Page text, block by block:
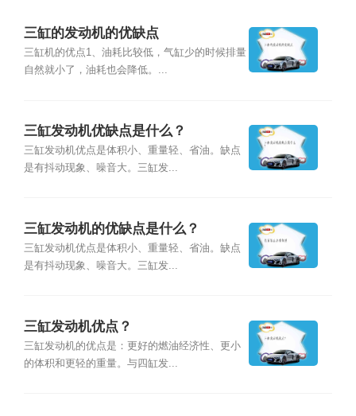
三缸的发动机的优缺点
三缸机的优点1、油耗比较低，气缸少的时候排量
自然就小了，油耗也会降低。...
三缸发动机优缺点是什么？
三缸发动机优点是体积小、重量轻、省油。缺点
是有抖动现象、噪音大。三缸发...
三缸发动机的优缺点是什么？
三缸发动机优点是体积小、重量轻、省油。缺点
是有抖动现象、噪音大。三缸发...
三缸发动机优点？
三缸发动机的优点是：更好的燃油经济性、更小
的体积和更轻的重量。与四缸发...